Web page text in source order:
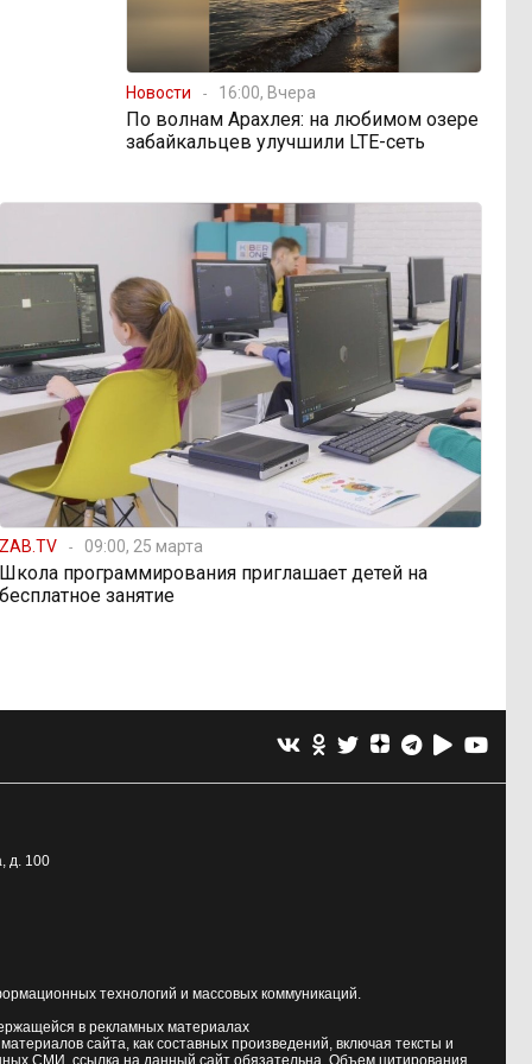
Новости 16:00, Вчера
По волнам Арахлея: на любимом озере
забайкальцев улучшили LTE-сеть
ZAB.TV 09:00, 25 марта
Школа программирования приглашает детей на
бесплатное занятие
д. 100
технологий и массовых коммуникаций.
в рекламных материалах
сайта, как составных произведений, включая тексты и